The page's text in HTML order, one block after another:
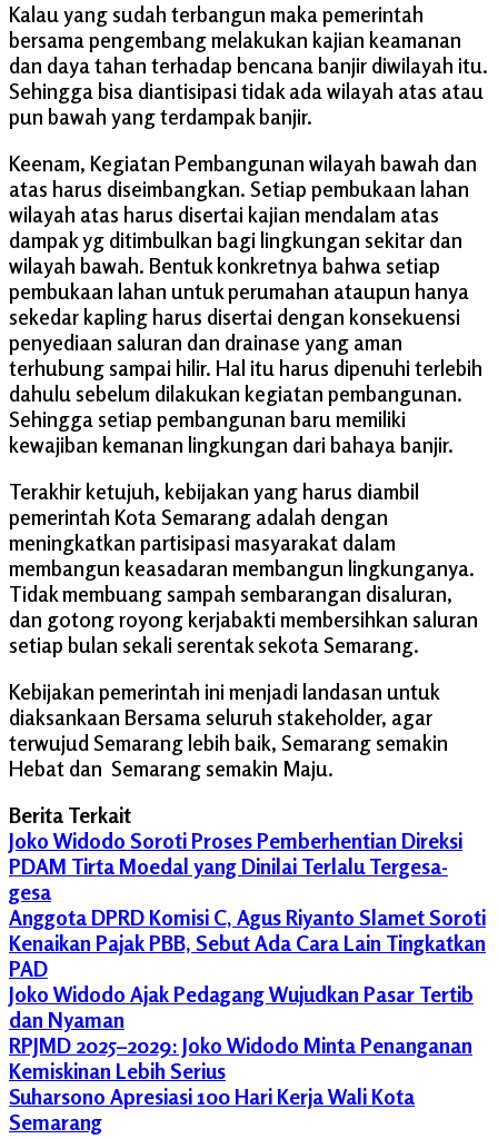
Kalau yang sudah terbangun maka pemerintah
bersama pengembang melakukan kajian keamanan
dan daya tahan terhadap bencana banjir diwilayah itu.
Sehingga bisa diantisipasi tidak ada wilayah atas atau
pun bawah yang terdampak banjir.
Keenam, Kegiatan Pembangunan wilayah bawah dan
atas harus diseimbangkan. Setiap pembukaan lahan
wilayah atas harus disertai kajian mendalam atas
dampak yg ditimbulkan bagi lingkungan sekitar dan
wilayah bawah. Bentuk konkretnya bahwa setiap
pembukaan lahan untuk perumahan ataupun hanya
sekedar kapling harus disertai dengan konsekuensi
penyediaan saluran dan drainase yang aman
terhubung sampai hilir. Hal itu harus dipenuhi terlebih
dahulu sebelum dilakukan kegiatan pembangunan.
Sehingga setiap pembangunan baru memiliki
kewajiban kemanan lingkungan dari bahaya banjir.
Terakhir ketujuh, kebijakan yang harus diambil
pemerintah Kota Semarang adalah dengan
meningkatkan partisipasi masyarakat dalam
membangun keasadaran membangun lingkunganya.
Tidak membuang sampah sembarangan disaluran,
dan gotong royong kerjabakti membersihkan saluran
setiap bulan sekali serentak sekota Semarang.
Kebijakan pemerintah ini menjadi landasan untuk
diaksankaan Bersama seluruh stakeholder, agar
terwujud Semarang lebih baik, Semarang semakin
Hebat dan Semarang semakin Maju.
Berita Terkait
Joko Widodo Soroti Proses Pemberhentian Direksi
PDAM Tirta Moedal yang Dinilai Terlalu Tergesa-
gesa
Anggota DPRD Komisi C, Agus Riyanto Slamet Soroti
Kenaikan Pajak PBB, Sebut Ada Cara Lain Tingkatkan
PAD
Joko Widodo Ajak Pedagang Wujudkan Pasar Tertib
dan Nyaman
RPJMD 2025–2029: Joko Widodo Minta Penanganan
Kemiskinan Lebih Serius
Suharsono Apresiasi 100 Hari Kerja Wali Kota
Semarang